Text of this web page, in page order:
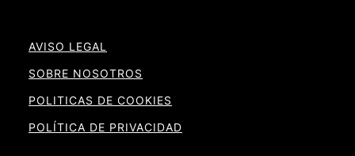
AVISO LEGAL
SOBRE NOSOTROS
POLITICAS DE COOKIES
POLÍTICA DE PRIVACIDAD